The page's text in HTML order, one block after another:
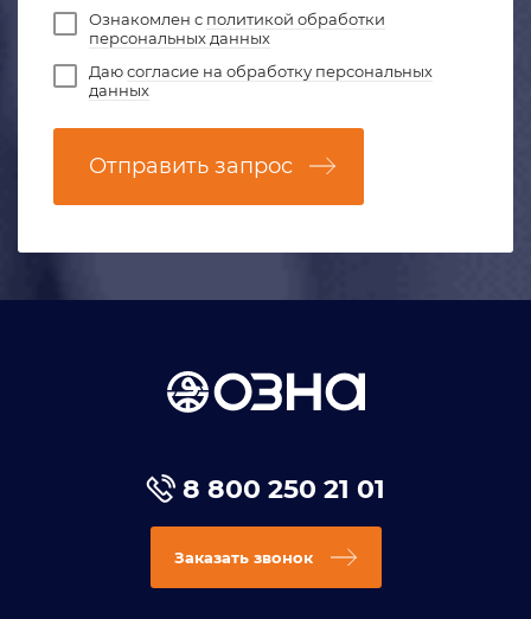
Ознакомлен с политикой обработки
персональных данных
Даюсогласие на обработку персональных
данных
Отправить запрос
8 800 250 21 01
Заказать звонок